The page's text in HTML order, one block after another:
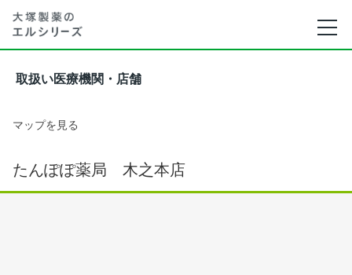
取扱い医療機関・店舗
マップを見る
たんぽぽ薬局 木之本店